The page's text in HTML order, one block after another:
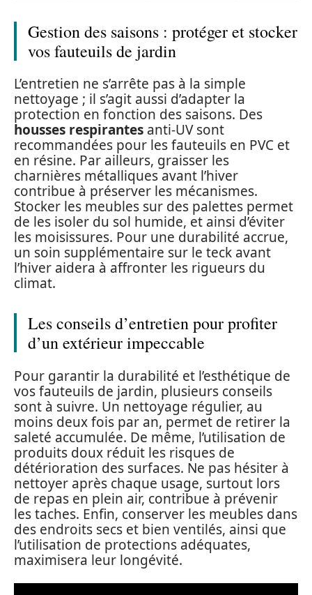
Gestion des saisons : protéger et stocker
vos fauteuils de jardin
L’entretien ne s’arrête pas à la simple
nettoyage ; il s’agit aussi d’adapter la
protection en fonction des saisons. Des
housses respirantes anti-UV sont
recommandées pour les fauteuils en PVC et
en résine. Par ailleurs, graisser les
charnières métalliques avant l’hiver
contribue à préserver les mécanismes.
Stocker les meubles sur des palettes permet
de les isoler du sol humide, et ainsi d’éviter
les moisissures. Pour une durabilité accrue,
un soin supplémentaire sur le teck avant
l’hiver aidera à affronter les rigueurs du
climat.
Les conseils d’entretien pour profiter
d’un extérieur impeccable
Pour garantir la durabilité et l’esthétique de
vos fauteuils de jardin, plusieurs conseils
sont à suivre. Un nettoyage régulier, au
moins deux fois par an, permet de retirer la
saleté accumulée. De même, l’utilisation de
produits doux réduit les risques de
détérioration des surfaces. Ne pas hésiter à
nettoyer après chaque usage, surtout lors
de repas en plein air, contribue à prévenir
les taches. Enfin, conserver les meubles dans
des endroits secs et bien ventilés, ainsi que
l’utilisation de protections adéquates,
maximisera leur longévité.